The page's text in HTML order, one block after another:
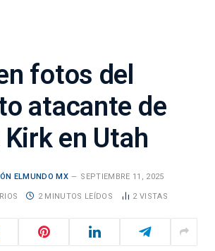
fotos del
atacante de
en Utah
ELMUNDO MX SEPTIEMBRE 11, 2025
2 MINUTOS LEÍDOS 2 VISTAS